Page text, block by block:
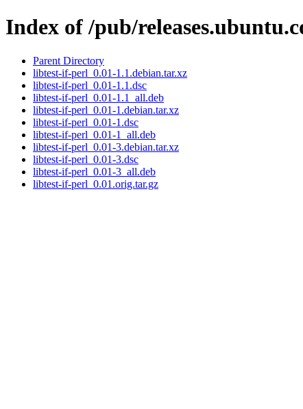
Index of /pub/
Parent Directory
libtest-if-perl_0.01-1.1.debian.tar.xz
libtest-if-perl_0.01-1.1.dsc
libtest-if-perl_0.01-1.1_all.deb
libtest-if-perl_0.01-1.debian.tar.xz
libtest-if-perl_0.01-1.dsc
libtest-if-perl_0.01-1_all.deb
libtest-if-perl_0.01-3.debian.tar.xz
libtest-if-perl_0.01-3.dsc
libtest-if-perl_0.01-3_all.deb
libtest-if-perl_0.01.orig.tar.gz